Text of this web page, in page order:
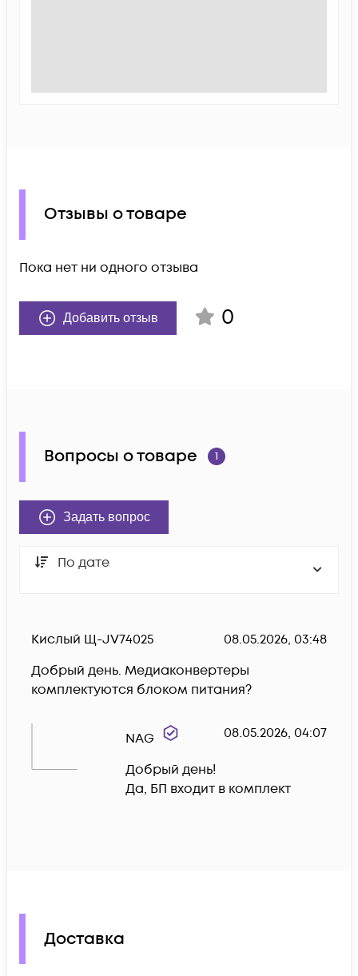
Отзывы о товаре
Пока нет ни одного отзыва
Добавить отзыв 0
Вопросы о товаре 1
Задать вопрос
По дате
Кислый Щ-JV74025
08.05.2026, 03:48
Добрый день. Медиаконвертеры
комплектуются блоком питания?
NAG 08.05.2026, 04:07
Добрый день!
Да, БП входит в комплект
Доставка